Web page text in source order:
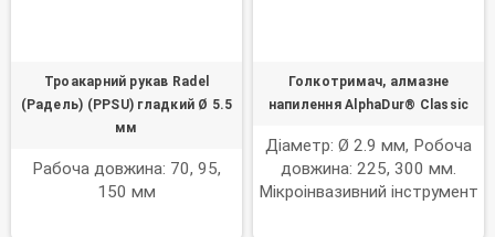
Троакарний рукав Radel
(Радель) (PPSU) гладкий Ø 5.5
мм
Рабоча довжина: 70, 95,
150 мм
Голкотримач, алмазне
напилення AlphaDur® Classic
Діаметр: Ø 2.9 мм, Робоча
довжина: 225, 300 мм.
Мікроінвазивний інструмент